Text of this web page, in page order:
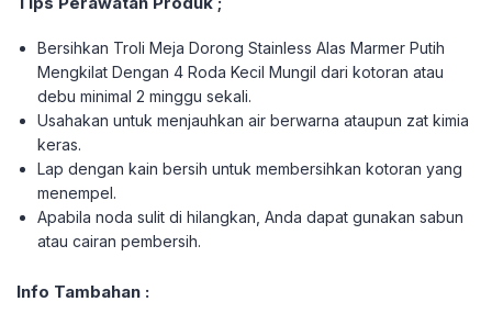
Bersihkan Troli Meja Dorong Stainless Alas Marmer Putih
Mengkilat Dengan 4 Roda Kecil Mungil dari kotoran atau
debu minimal 2 minggu sekali.
Usahakan untuk menjauhkan air berwarna ataupun zat kimia
keras.
Lap dengan kain bersih untuk membersihkan kotoran yang
menempel.
Apabila noda sulit di hilangkan, Anda dapat gunakan sabun
atau cairan pembersih.
Info Tambahan :